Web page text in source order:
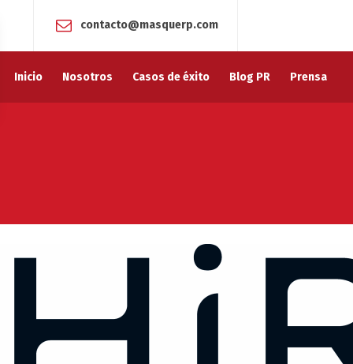
contacto@masquerp.com
Inicio Nosotros Casos de éxito Blog PR Prensa